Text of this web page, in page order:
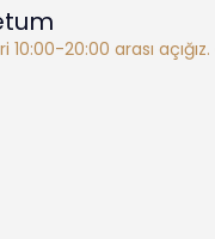
10:00-20:00 arası açığız.